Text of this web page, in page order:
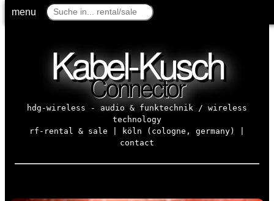
menu
menu
Kabel-Kusch
Connector
hdg-wireless - audio & funktechnik / wireless
technology
rf-rental & sale | köln (cologne, germany) |
contact